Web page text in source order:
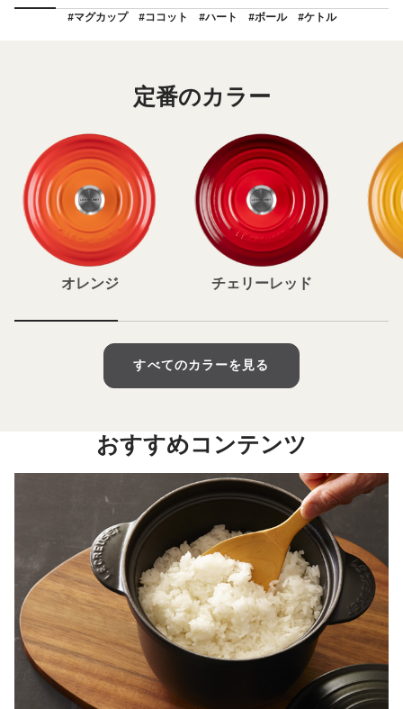
#マグカップ #ココット #ハート #ボール #ケトル
定番のカラー
オレンジ チェリーレッド
すべてのカラーを見る
おすすめコンテンツ